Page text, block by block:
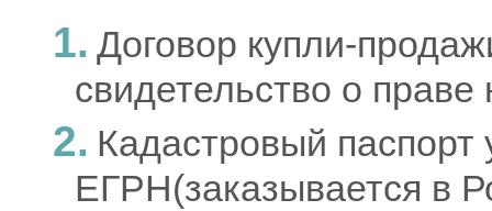
Договор купли-
свидетельство о праве
Кадастровый паспорт
ЕГРН(заказывается в